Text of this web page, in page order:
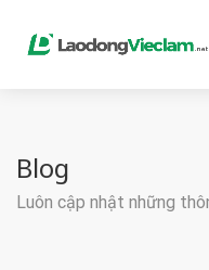
Blog
Luôn cập nhật những